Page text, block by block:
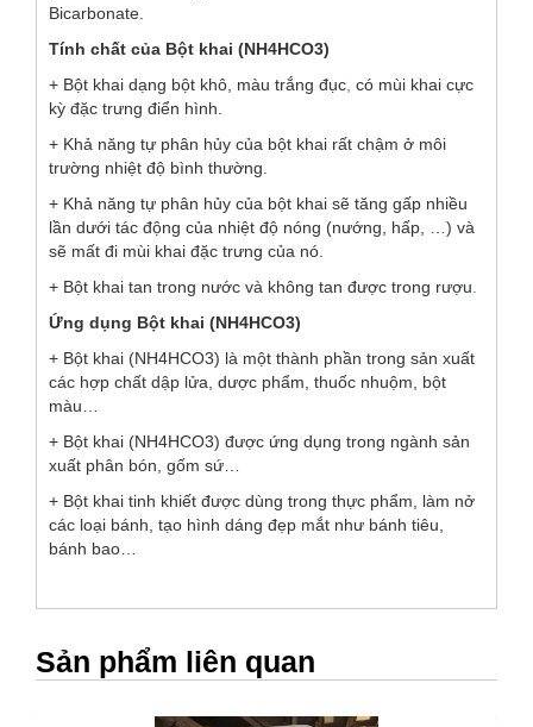
Bicarbonate.
Tính chất của Bột khai (NH4HCO3)
+ Bột khai dạng bột khô, màu trắng đục có mùi khai cực
kỳ đặc trưng điển hình.
+ Khả năng tự phân hủy của bột khai rất chậm ở môi
trường nhiệt độ bình thường.
+ Khả năng tự phân hủy của bột khai sẽ tăng gấp nhiều
lần dưới tác động của nhiệt độ nóng (nướng, hấp, …) và
sẽ mất đi mùi khai đặc trưng của nó.
+ Bột khai tan trong nước và không tan được trong rượu
Ứng dụng Bột khai (NH4HCO3)
+ Bột khai (NH4HCO3) là một thành phần trong sản xuất
các hợp chất dập lửa, dược phẩm, thuốc nhuộm, bột
màu…
+ Bột khai (NH4HCO3) được ứng dụng trong ngành sản
xuất phân bón, gốm sứ…
+ Bột khai tinh khiết được dùng trong thực phẩm, làm nở
các loại bánh, tạo hình dáng đẹp mắt như bánh tiêu,
bánh bao…
Sản phẩm liên quan